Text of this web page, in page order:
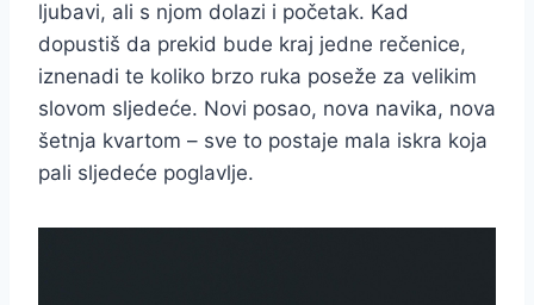
ljubavi, ali s njom dolazi i početak. Kad
dopustiš da prekid bude kraj jedne rečenice,
iznenadi te koliko brzo ruka poseže za velikim
slovom sljedeće. Novi posao, nova navika, nova
šetnja kvartom – sve to postaje mala iskra koja
pali sljedeće poglavlje.